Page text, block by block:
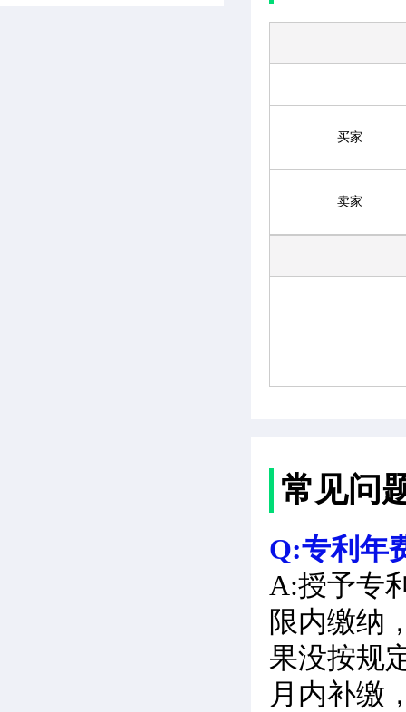
买家
卖家
常见问
Q:专利年
A:授予专
限内缴纳
果没按规
月内补缴